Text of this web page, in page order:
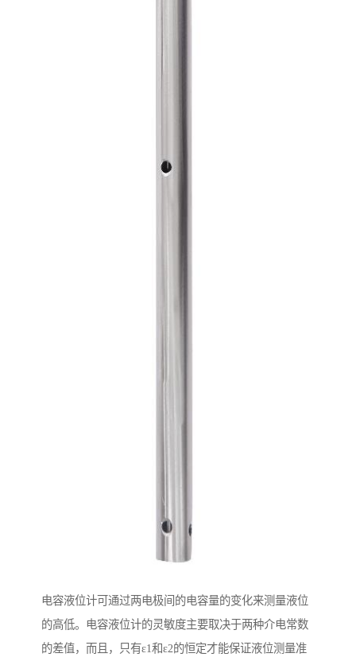
电容液位计可通过两电极间的电容量的变化来测量液位
的高低。电容液位计的灵敏度主要取决于两种介电常数
的差值，而且，只有ε1和ε2的恒定才能保证液位测量准